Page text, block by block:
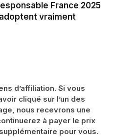
France 2025
vraiment
d’affiliation. Si vous
cliqué sur l’un des
nous recevrons une
à payer le prix
pour vous.